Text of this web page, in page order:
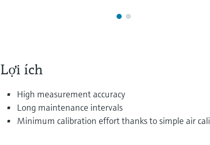
Lợi ích
High measurement accuracy
Long maintenance intervals
Minimum calibration effort thanks to simple air